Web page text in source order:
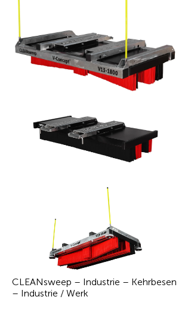
CLEANsweep – Industrie – Kehrbesen
– Industrie / Werk